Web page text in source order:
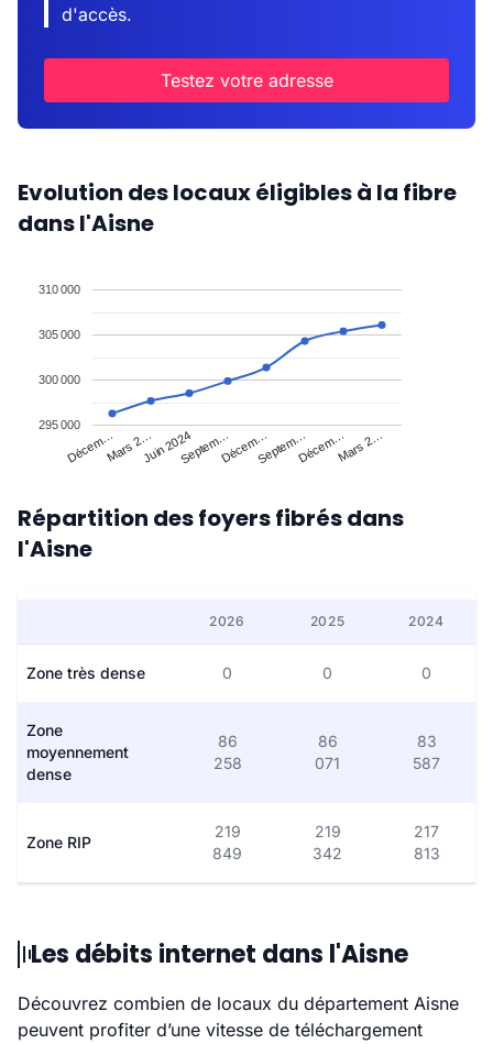
d'accès.
Testez votre adresse
Evolution des locaux éligibles à la fibre
dans l'Aisne
Décem…Mars 2…Juin 2024Septem…Décem…Septem…Décem…Mars 2…
295 000
300 000
305 000
310 000
Répartition des foyers fibrés dans
l'Aisne
2026 2025 2024
Zone très dense 0 0 0
Zone
moyennement
dense
86
258
86
071
83
587
Zone RIP
219
849
219
342
217
813
Les débits internet dans l'Aisne
Découvrez combien de locaux du département Aisne
peuvent profiter d’une vitesse de téléchargement